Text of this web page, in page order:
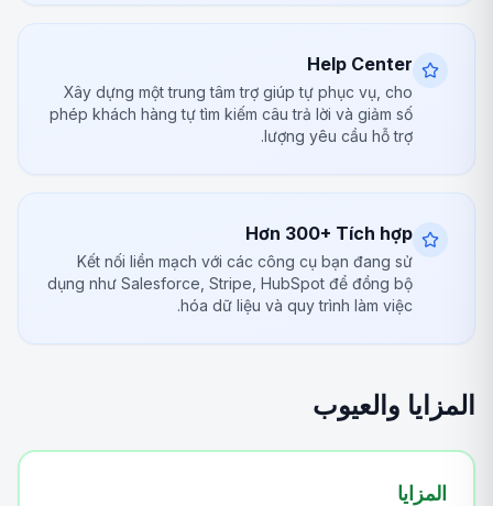
Help Center
Xây dựng một trung tâm trợ giúp tự phục vụ, cho
phép khách hàng tự tìm kiếm câu trả lời và giảm số
lượng yêu cầu hỗ trợ.
Hơn 300+ Tích hợp
Kết nối liền mạch với các công cụ bạn đang sử
dụng như Salesforce, Stripe, HubSpot để đồng bộ
hóa dữ liệu và quy trình làm việc.
المزايا والعيوب
المزايا